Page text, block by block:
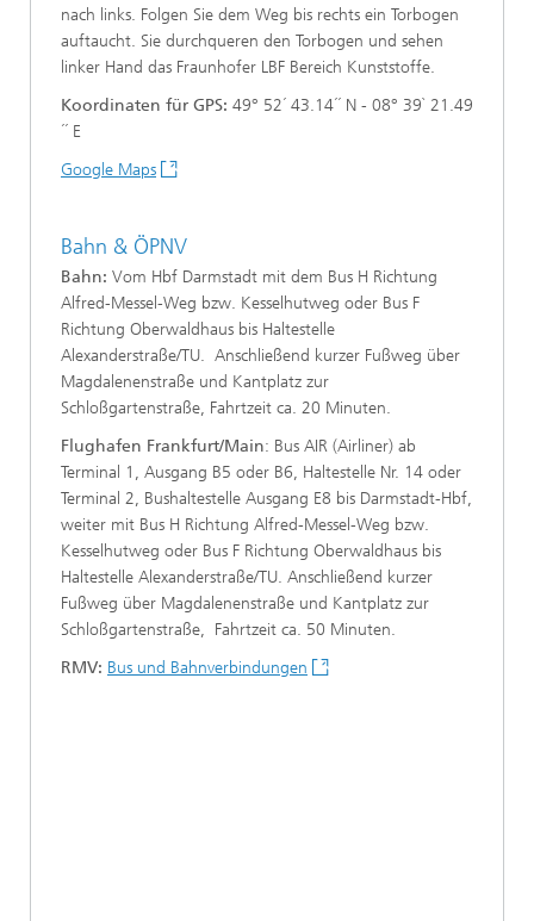
nach links. Folgen Sie dem Weg bis rechts ein Torbogen
auftaucht. Sie durchqueren den Torbogen und sehen
linker Hand das Fraunhofer LBF Bereich Kunststoffe.
Koordinaten für GPS: 49° 52´ 43.14´´ N - 08° 39` 21.49
´´ E
Google Maps
Bahn & ÖPNV
Bahn: Vom Hbf Darmstadt mit dem Bus H Richtung
Alfred-Messel-Weg bzw. Kesselhutweg oder Bus F
Richtung Oberwaldhaus bis Haltestelle
Alexanderstraße/TU. Anschließend kurzer Fußweg über
Magdalenenstraße und Kantplatz zur
Schloßgartenstraße, Fahrtzeit ca. 20 Minuten.
Flughafen Frankfurt/Main: Bus AIR (Airliner) ab
Terminal 1, Ausgang B5 oder B6, Haltestelle Nr. 14 oder
Terminal 2, Bushaltestelle Ausgang E8 bis Darmstadt-Hbf,
weiter mit Bus H Richtung Alfred-Messel-Weg bzw.
Kesselhutweg oder Bus F Richtung Oberwaldhaus bis
Haltestelle Alexanderstraße/TU. Anschließend kurzer
Fußweg über Magdalenenstraße und Kantplatz zur
Schloßgartenstraße, Fahrtzeit ca. 50 Minuten.
RMV: Bus und Bahnverbindungen